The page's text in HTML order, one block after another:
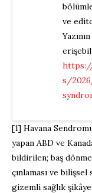
ve
s/
[1] Havana
yapan ABD ve
bildirilen; baş
çınlaması ve
gizemli sağlık